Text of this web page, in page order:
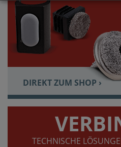
DIREKT ZUM SHOP ›
TECHNISCHE